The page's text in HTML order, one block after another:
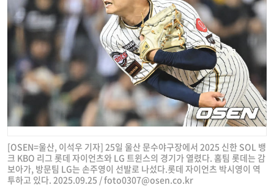
[OSEN=울산, 이석우 기자] 25일 울산 문수야구장에서 2025 신한 SOL 뱅
크 KBO 리그 롯데 자이언츠와 LG 트윈스의 경기가 열렸다. 홈팀 롯데는 감
보아가, 방문팀 LG는 손주영이 선발로 나섰다.롯데 자이언츠 박시영이 역
투하고 있다. 2025.09.25 /foto0307@osen.co.kr